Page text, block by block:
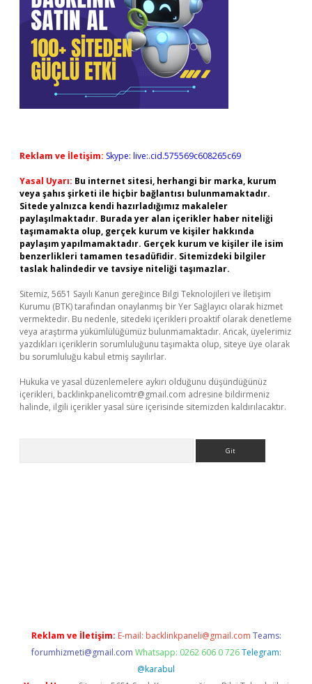
Reklam ve İletişim: Skype: live:.cid.575569c608265c69
Yasal Uyarı: Bu internet sitesi, herhangi bir marka, kurum
veya şahıs şirketi ile hiçbir bağlantısı bulunmamaktadır.
Sitede yalnızca kendi hazırladığımız makaleler
paylaşılmaktadır. Burada yer alan içerikler haber niteliği
taşımamakta olup, gerçek kurum ve kişiler hakkında
paylaşım yapılmamaktadır. Gerçek kurum ve kişiler ile isim
benzerlikleri tamamen tesadüfidir. Sitemizdeki bilgiler
taslak halindedir ve tavsiye niteliği taşımazlar.
Sitemiz, 5651 Sayılı Kanun gereğince Bilgi Teknolojileri ve İletişim
Kurumu (BTK) tarafından onaylanmış bir Yer Sağlayıcı olarak hizmet
vermektedir. Bu nedenle, sitedeki içerikleri proaktif olarak denetleme
veya araştırma yükümlülüğümüz bulunmamaktadır. Ancak, üyelerimiz
yazdıkları içeriklerin sorumluluğunu taşımakta olup, siteye üye olarak
bu sorumluluğu kabul etmiş sayılırlar.
Hukuka ve yasal düzenlemelere aykırı olduğunu düşündüğünüz
içerikleri, backlinkpanelicomtr@gmail.com adresine bildirmeniz
halinde, ilgili içerikler yasal süre içerisinde sitemizden kaldırılacaktır.
Reklam ve İletişim: E-mail: backlinkpaneli@gmail.com Teams:
forumhizmeti@gmail.com Whatsapp: 0262 606 0 726 Telegram:
@karabul